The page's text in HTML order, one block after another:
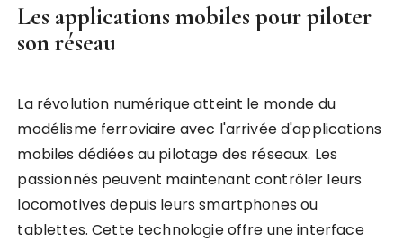
Les applications mobiles pour piloter
son réseau
La révolution numérique atteint le monde du
modélisme ferroviaire avec l'arrivée d'applications
mobiles dédiées au pilotage des réseaux. Les
passionnés peuvent maintenant contrôler leurs
locomotives depuis leurs smartphones ou
tablettes. Cette technologie offre une interface